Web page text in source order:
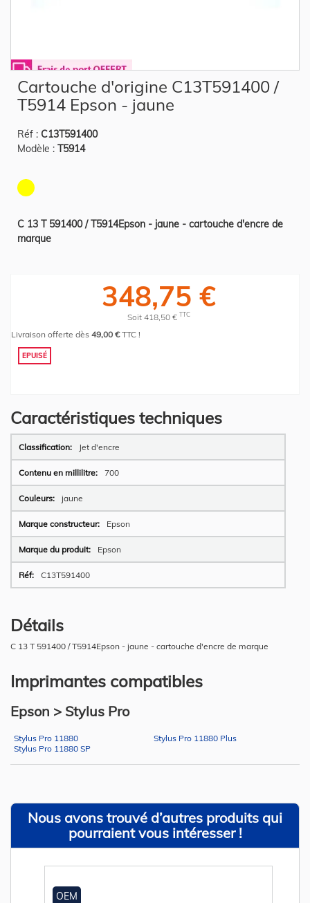
the
beginning
images
gallery
Cartouche d'origine C13T591400 /
T5914 Epson - jaune
Réf : C13T591400
Modèle : T5914
C 13 T 591400 / T5914Epson - jaune - cartouche d'encre de
marque
348,75 €
Soit 418,50 € TTC
Livraison offerte dès 49,00 €TTC !
EPUISÉ
Caractéristiques techniques
Plus
d’information
Jet d'encre
700
jaune
Epson
Epson
C13T591400
Détails
C 13 T 591400 / T5914Epson - jaune - cartouche d'encre de marque
Imprimantes compatibles
Epson > Stylus Pro
Stylus Pro 11880
Stylus Pro 11880 Plus
Stylus Pro 11880 SP
Nous avons trouvé d’autres produits qui
pourraient vous intéresser !
OEM